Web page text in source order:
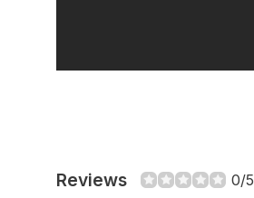
Reviews 0/5